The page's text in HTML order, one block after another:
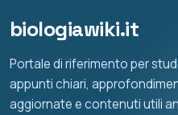
biologiawiki.it
Portale di riferimento per
appunti chiari,
aggiornate e contenuti utili